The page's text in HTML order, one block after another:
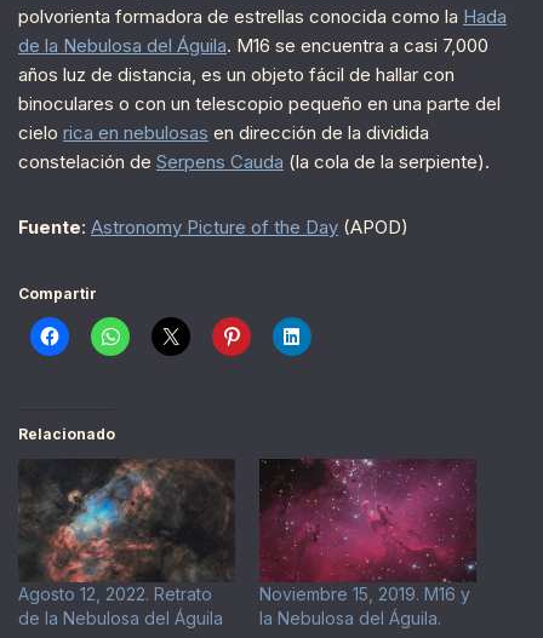
polvorienta formadora de estrellas conocida como la Hada
de la Nebulosa del Águila. M16 se encuentra a casi 7,000
años luz de distancia, es un objeto fácil de hallar con
binoculares o con un telescopio pequeño en una parte del
cielo rica en nebulosas en dirección de la dividida
constelación de Serpens Cauda (la cola de la serpiente).
Fuente: Astronomy Picture of the Day (APOD)
Compartir
Relacionado
Agosto 12, 2022. Retrato
de la Nebulosa del Águila
Noviembre 15, 2019. M16 y
la Nebulosa del Águila.